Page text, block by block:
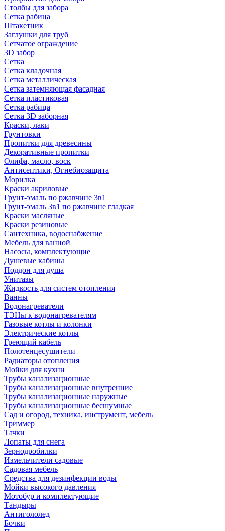
Столбы для забора
Сетка рабица
Штакетник
Заглушки для труб
Сетчатое ограждение
3D забор
Сетка
Сетка кладочная
Сетка металлическая
Сетка затемняющая фасадная
Сетка пластиковая
Сетка рабица
Сетка 3D заборная
Краски, лаки
Грунтовки
Пропитки для древесины
Декоративные пропитки
Олифа, масло, воск
Антисептики, Огнебиозащита
Морилка
Краски акриловые
Грунт-эмаль по ржавчине 3в1
Грунт-эмаль 3в1 по ржавчине гладкая
Краски масляные
Краски резиновые
Сантехника, водоснабжение
Мебель для ванной
Насосы, комплектующие
Душевые кабины
Поддон для душа
Унитазы
Жидкость для систем отопления
Ванны
Водонагреватели
ТЭНы к водонагревателям
Газовые котлы и колонки
Электрические котлы
Греющий кабель
Полотенцесушители
Радиаторы отопления
Мойки для кухни
Трубы канализационные
Трубы канализационные внутренние
Трубы канализационные наружные
Трубы канализационные бесшумные
Сад и огород, техника, инструмент, мебель
Триммер
Тачки
Лопаты для снега
Зернодробилки
Измельчители садовые
Садовая мебель
Средства для дезинфекции воды
Мойки высокого давления
Мотобур и комплектующие
Тандыры
Антигололед
Бочки